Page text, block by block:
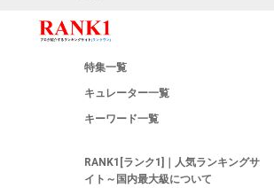
特集一覧
キュレーター一覧
キーワード一覧
RANK1[ランク1]｜人気ランキングサ
イト～国内最大級について